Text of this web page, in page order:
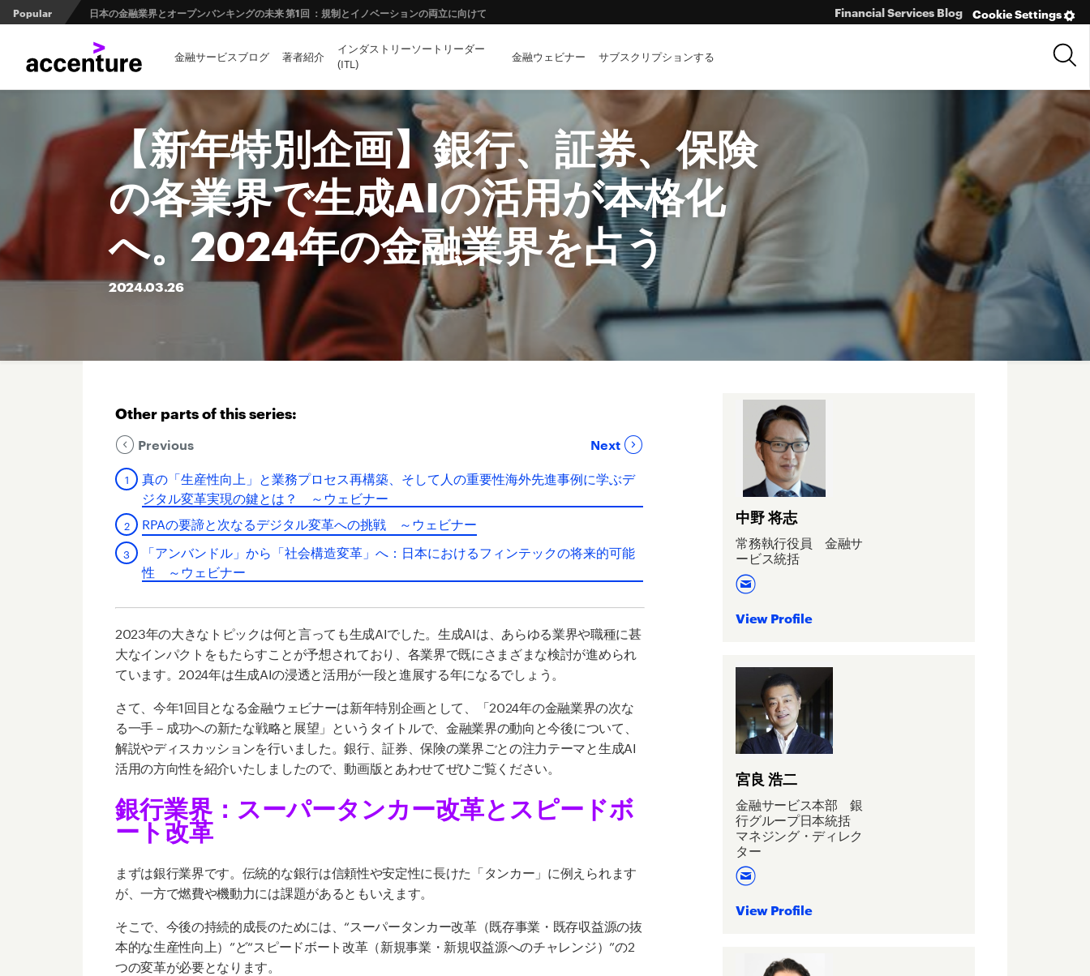
Popular 日本の金融業界とオープンバンキングの未来 第1回 ：規制とイノベーションの両立に向けて
革新的リライトツール「MAJALIS（マジャリス）」が実現する完全自動化モダナイゼーション
FinTech Journal掲載記事：第２回 量子コンピューターや拡張現実はどのような「金融イノベーション」を創出するか？
Cookie Settings
Financial Services Blog
金融サービスブログ 著者紹介
インダストリーソートリーダー
(ITL)
金融ウェビナー サブスクリプションする
【新年特別企画】銀行、証券、保険
の各業界で生成AIの活用が本格化
へ。2024年の金融業界を占う
2024.03.26
Other parts of this series:
Previous Next
真の「生産性向上」と業務プロセス再構築、そして人の重要性海外先進事例に学ぶデ
ジタル変革実現の鍵とは？ ～ウェビナー
RPAの要諦と次なるデジタル変革への挑戦 ～ウェビナー
「アンバンドル」から「社会構造変革」へ：日本におけるフィンテックの将来的可能
性 ～ウェビナー
2023年の大きなトピックは何と言っても生成AIでした。生成AIは、あらゆる業界や職種に甚
大なインパクトをもたらすことが予想されており、各業界で既にさまざまな検討が進められ
ています。 2024年は生成AIの浸透と活用が一段と進展する年になるでしょう。
さて、今年1回目となる金融ウェビナーは新年特別企画として、「2024年の金融業界の次な
る一手– 成功への新たな戦略と展望」というタイトルで、金融業界の動向と今後について、
解説やディスカッションを行いました。銀行、証券、保険の業界ごとの注力テーマと生成AI
活用の方向性を紹介いたしましたので、動画版とあわせてぜひご覧ください。
銀行業界 ：スーパータンカー改革とスピードボ
ート改革
まずは銀行業界です。伝統的な銀行は信頼性や安定性に長けた「タンカー」に例えられます
が、一方で燃費や機動力には課題があるともいえます。
そこで、今後の持続的成長のためには、“スーパータンカー改革（既存事業・既存収益源の抜
本的な生産性向上）”ど“スピードボート改革（新規事業・新規収益源へのチャレンジ）”の2
つの変革が必要となります。
中野 将志
常務執行役員 金融サ
ービス統括
View Profile
宮良 浩二
金融サービス本部 銀
行グループ日本統括
マネジング・ディレク
ター
View Profile